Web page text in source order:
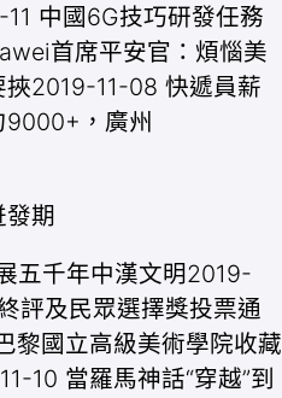
中國6G技巧研發任務
首席平安官：煩惱美
2019-11-08 快遞員薪
9000+，廣州
期
五千年中漢文明2019-
評及民眾選擇獎投票通
黎國立高級美術學院收藏
10 當羅馬神話“穿越”到